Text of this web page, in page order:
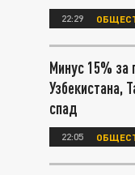
22:29
Минус 15% за
Узбекистана,
спад
22:05